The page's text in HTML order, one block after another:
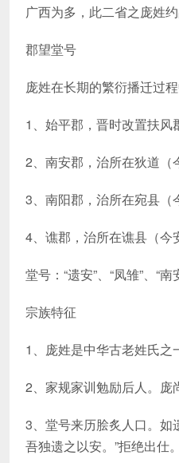
广西为多，此二省之庞姓
郡望堂号
庞姓在长期的繁衍播迁过
1、始平郡，晋时改置扶风
2、南安郡，治所在狄道（
3、南阳郡，治所在宛县（
4、谯郡，治所在谯县（今
堂号：“遗安”、“凤雏”、“南
宗族特征
1、庞姓是中华古老姓氏之
2、家规家训勉励后人。庞
3、堂号来历脍炙人口。如
吾独遗之以安。”拒绝出仕。